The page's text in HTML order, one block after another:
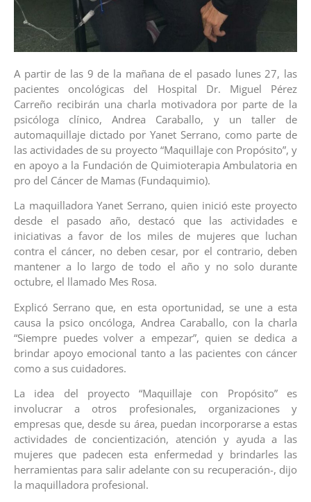
A partir de las 9 de la mañana de el pasado lunes 27, las
pacientes oncológicas del Hospital Dr. Miguel Pérez
Carreño recibirán una charla motivadora por parte de la
psicóloga clínico, Andrea Caraballo, y un taller de
automaquillaje dictado por Yanet Serrano, como parte de
las actividades de su proyecto “Maquillaje con Propósito”, y
en apoyo a la Fundación de Quimioterapia Ambulatoria en
pro del Cáncer de Mamas (Fundaquimio).
La maquilladora Yanet Serrano, quien inició este proyecto
desde el pasado año, destacó que las actividades e
iniciativas a favor de los miles de mujeres que luchan
contra el cáncer, no deben cesar, por el contrario, deben
mantener a lo largo de todo el año y no solo durante
octubre, el llamado Mes Rosa.
Explicó Serrano que, en esta oportunidad, se une a esta
causa la psico oncóloga, Andrea Caraballo, con la charla
“Siempre puedes volver a empezar”, quien se dedica a
brindar apoyo emocional tanto a las pacientes con cáncer
como a sus cuidadores.
La idea del proyecto “Maquillaje con Propósito” es
involucrar a otros profesionales, organizaciones y
empresas que, desde su área, puedan incorporarse a estas
actividades de concientización, atención y ayuda a las
mujeres que padecen esta enfermedad y brindarles las
herramientas para salir adelante con su recuperación-, dijo
la maquilladora profesional.